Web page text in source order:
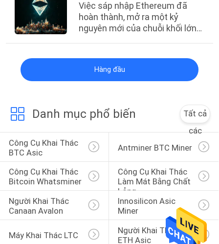
Việc sáp nhập Ethereum đã
hoàn thành, mở ra một kỷ
nguyên mới của chuỗi khối lớn
Hàng đầu
Danh mục phổ biến
Tất cả
các
Công Cụ Khai Thác
BTC Asic
Antminer BTC Miner
Công Cụ Khai Thác
Bitcoin Whatsminer
Công Cụ Khai Thác
Làm Mát Bằng Chất
Lỏng
Người Khai Thác
Canaan Avalon
Innosilicon Asic
Miner
Máy Khai Thác LTC
Người Khai Thác
ETH Asic